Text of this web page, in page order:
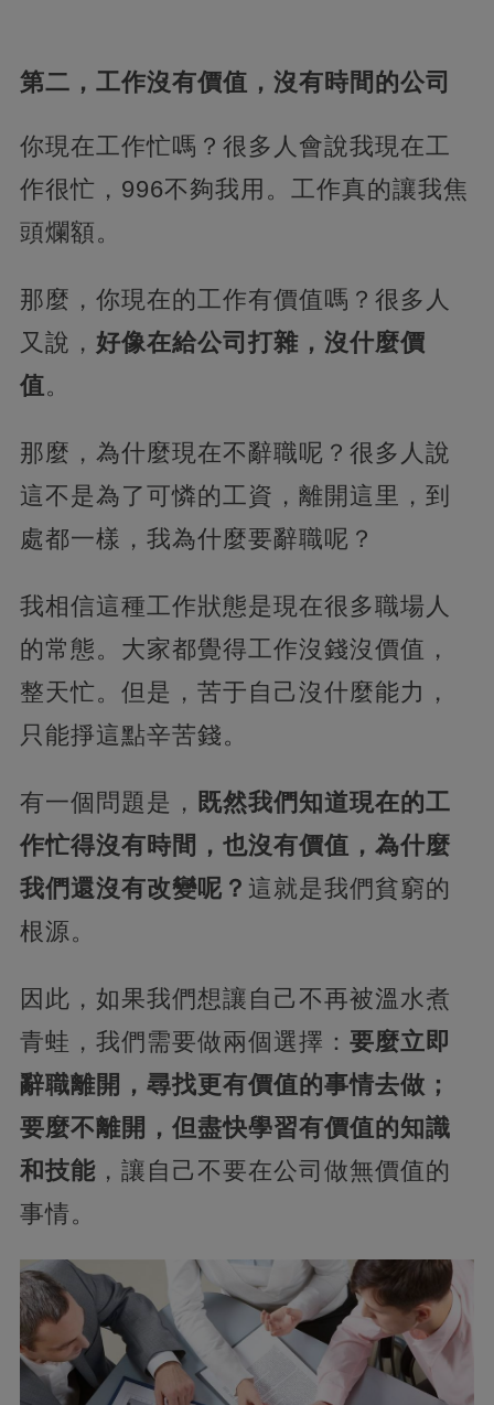
第二，工作沒有價值，沒有時間的公司
你現在工作忙嗎？很多人會說我現在工
作很忙，996不夠我用。工作真的讓我焦
頭爛額。
那麼，你現在的工作有價值嗎？很多人
又說， 好像在給公司打雜，沒什麼價
值。
那麼，為什麼現在不辭職呢？很多人說
這不是為了可憐的工資，離開這里，到
處都一樣，我為什麼要辭職呢？
我相信這種工作狀態是現在很多職場人
的常態。大家都覺得工作沒錢沒價值，
整天忙。但是，苦于自己沒什麼能力，
只能掙這點辛苦錢。
有一個問題是， 既然我們知道現在的工
作忙得沒有時間，也沒有價值，為什麼
我們還沒有改變呢？ 這就是我們貧窮的
根源。
因此，如果我們想讓自己不再被溫水煮
青蛙，我們需要做兩個選擇： 要麼立即
辭職離開，尋找更有價值的事情去做；
要麼不離開，但盡快學習有價值的知識
和技能，讓自己不要在公司做無價值的
事情。